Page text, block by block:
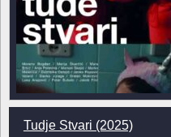
Tudje Stvari (2025)